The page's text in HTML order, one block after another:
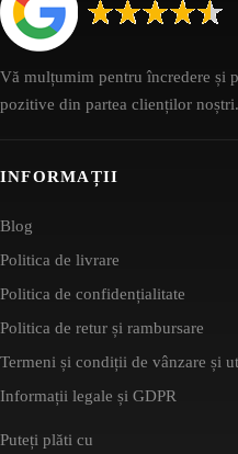
Vă mulțumim pentru încredere și
pozitive din partea clienților noștri.
INFORMAȚII
Blog
Politica de livrare
Politica de confidențialitate
Politica de retur și rambursare
Termeni și condiții de vânzare și
Informații legale și GDPR
Puteți plăti cu